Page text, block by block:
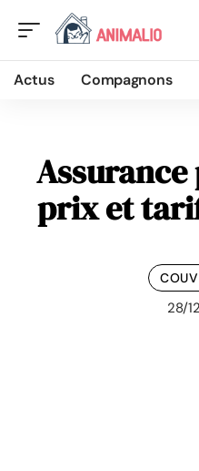
Actus Compagnons
prix et
28/